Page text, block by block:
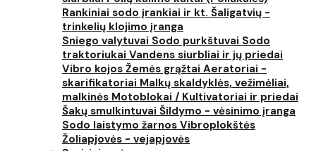
Rankiniai sodo įrankiai ir kt. Šaligatvių -
trinkelių klojimo įranga
Sniego valytuvai Sodo purkštuvai Sodo
traktoriukai Vandens siurbliai ir jų priedai
Vibro kojos Žemės grąžtai Aeratoriai -
skarifikatoriai Malkų skaldyklės, vežimėliai,
malkinės Motoblokai / Kultivatoriai ir priedai
Šakų smulkintuvai Šildymo - vėsinimo įranga
Sodo laistymo žarnos Vibroplokštės
Žoliapjovės - vejapjovės